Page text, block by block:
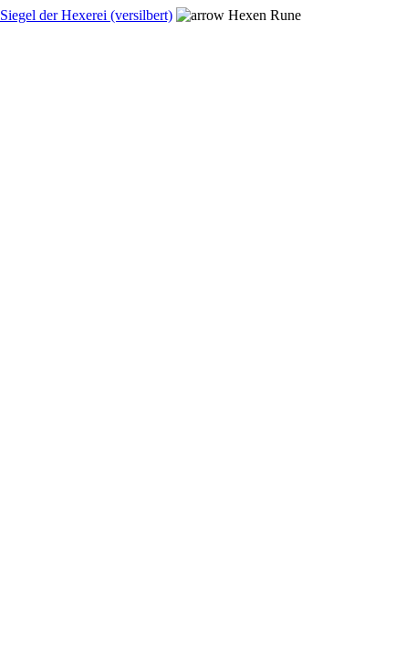
Siegel der Hexerei (versilbert) Hexen Rune